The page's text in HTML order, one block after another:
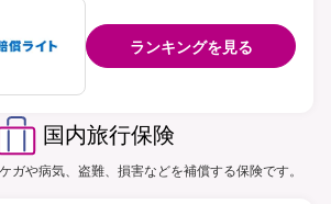
ランキングを見る
国内旅行保険
ガや病気、盗難、損害などを補償する保険です。